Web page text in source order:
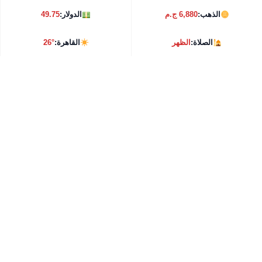
الذهب:6,880 ج.م الدولار:49.75
الصلاة:الظهر القاهرة:26°